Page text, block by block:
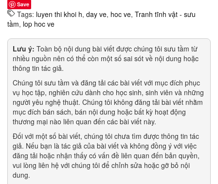
Save
Tags: luyen thi khoi h, day ve, hoc ve, Tranh tĩnh vật - sưu
tầm, lop hoc ve
Lưu ý: Toàn bộ nội dung bài viết được chúng tôi sưu tầm từ
nhiều nguồn nên có thể còn một số sai sót về nội dung hoặc
thông tin tác giả.
Chúng tôi sưu tầm và đăng tải các bài viết với mục đích phục
vụ học tập, nghiên cứu dành cho học sinh, sinh viên và những
người yêu nghệ thuật. Chúng tôi không đăng tải bài viết nhằm
mục đích bán sách, bán nội dung hoặc bất kỳ hoạt động
thương mại nào liên quan đến các bài viết này.
Đối với một số bài viết, chúng tôi chưa tìm được thông tin tác
giả. Nếu bạn là tác giả của bài viết và không đồng ý với việc
đăng tải hoặc nhận thấy có vấn đề liên quan đến bản quyền,
vui lòng liên hệ với chúng tôi để chỉnh sửa hoặc gỡ bỏ nội
dung.